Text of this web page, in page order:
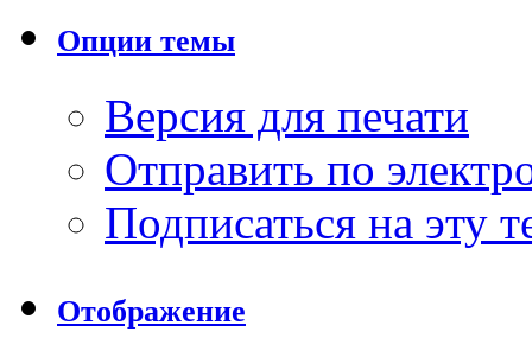
Опции темы
Версия для печати
Отправить по
Подписаться на эту
Отображение